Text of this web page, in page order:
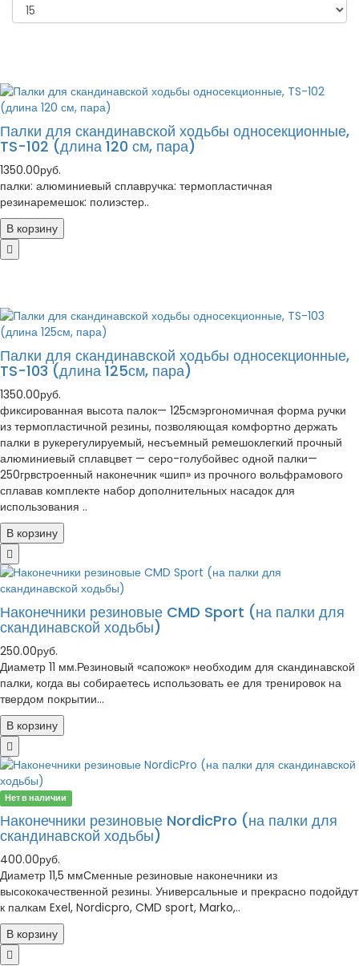
Палки для скандинавской ходьбы односекционные,
TS-102 (длина 120 см, пара)
1350.00руб.
палки: алюминиевый сплавручка: термопластичная
резинаремешок: полиэстер..
В корзину
Палки для скандинавской ходьбы односекционные,
TS-103 (длина 125см, пара)
1350.00руб.
фиксированная высота палок— 125смэргономичная форма ручки
из термопластичной резины, позволяющая комфортно держать
палки в рукерегулируемый, несъемный ремешоклегкий прочный
алюминиевый сплавцвет — серо-голубойвес одной палки—
250грвстроенный наконечник «шип» из прочного вольфрамового
сплавав комплекте набор дополнительных насадок для
использования ..
В корзину
Наконечники резиновые CMD Sport (на палки для
скандинавской ходьбы)
250.00руб.
Диаметр 11 мм.Резиновый «сапожок» необходим для скандинавской
палки, когда вы собираетесь использовать ее для тренировок на
твердом покрытии...
В корзину
Нет в наличии
Наконечники резиновые NordicPro (на палки для
скандинавской ходьбы)
400.00руб.
Диаметр 11,5 ммСменные резиновые наконечники из
высококачественной резины. Универсальные и прекрасно подойдут
к палкам Exel, Nordicpro, CMD sport, Marko,..
В корзину